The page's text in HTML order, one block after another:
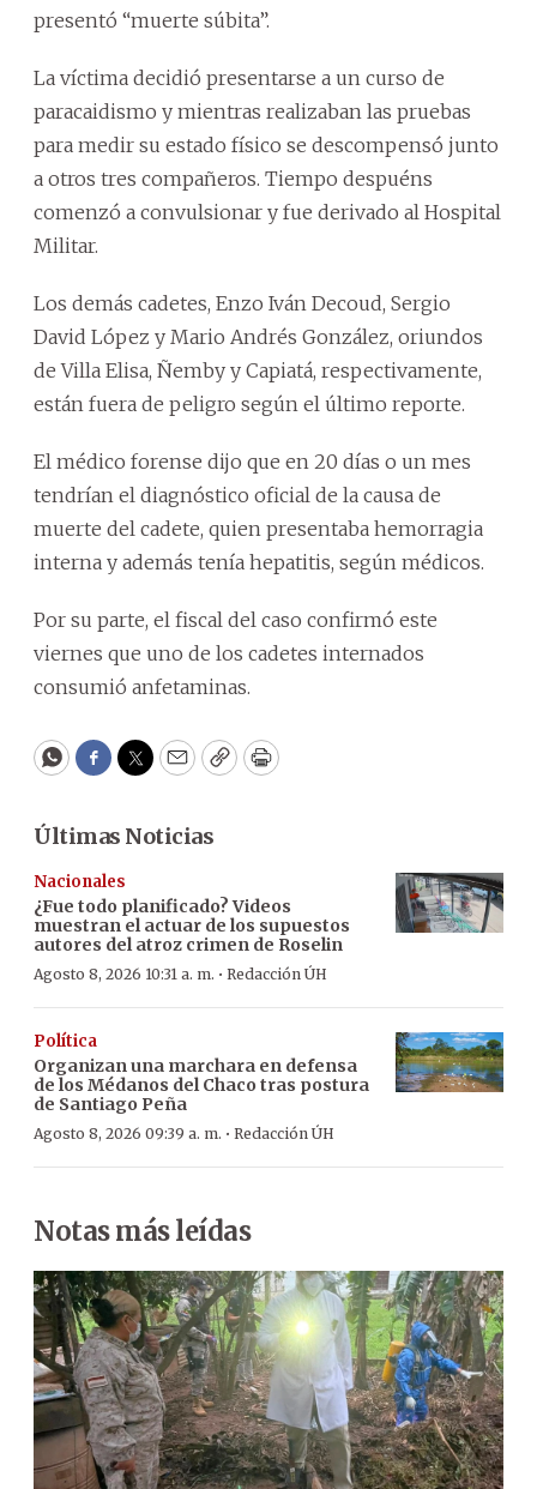
presentó “muerte súbita”.
La víctima decidió presentarse a un curso de
paracaidismo y mientras realizaban las pruebas
para medir su estado físico se descompensó junto
a otros tres compañeros. Tiempo despuéns
comenzó a convulsionar y fue derivado al Hospital
Militar.
Los demás cadetes, Enzo Iván Decoud, Sergio
David López y Mario Andrés González, oriundos
de Villa Elisa, Ñemby y Capiatá, respectivamente,
están fuera de peligro según el último reporte.
El médico forense dijo que en 20 días o un mes
tendrían el diagnóstico oficial de la causa de
muerte del cadete, quien presentaba hemorragia
interna y además tenía hepatitis, según médicos.
Por su parte, el fiscal del caso confirmó este
viernes que uno de los cadetes internados
consumió anfetaminas.
WhatsApp
Facebook
Twitter
EmailCopyPrint
Últimas Noticias
Nacionales
¿Fue todo planificado? Videos
muestran el actuar de los supuestos
autores del atroz crimen de Roselin
Agosto 8, 2026 10:31 a. m. · Redacción ÚH
Política
Organizan una marchara en defensa
de los Médanos del Chaco tras postura
de Santiago Peña
Agosto 8, 2026 09:39 a. m. · Redacción ÚH
Notas más leídas